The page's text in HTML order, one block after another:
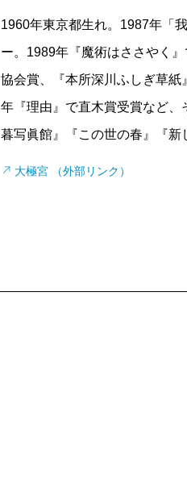
1960年東京都生れ。1987年「
ー。1989年『魔術はささやく
協会賞、『本所深川ふしぎ草
年『理由』で直木賞受賞など
暮写眞館』『この世の春』『新
大極宮 （外部リンク）